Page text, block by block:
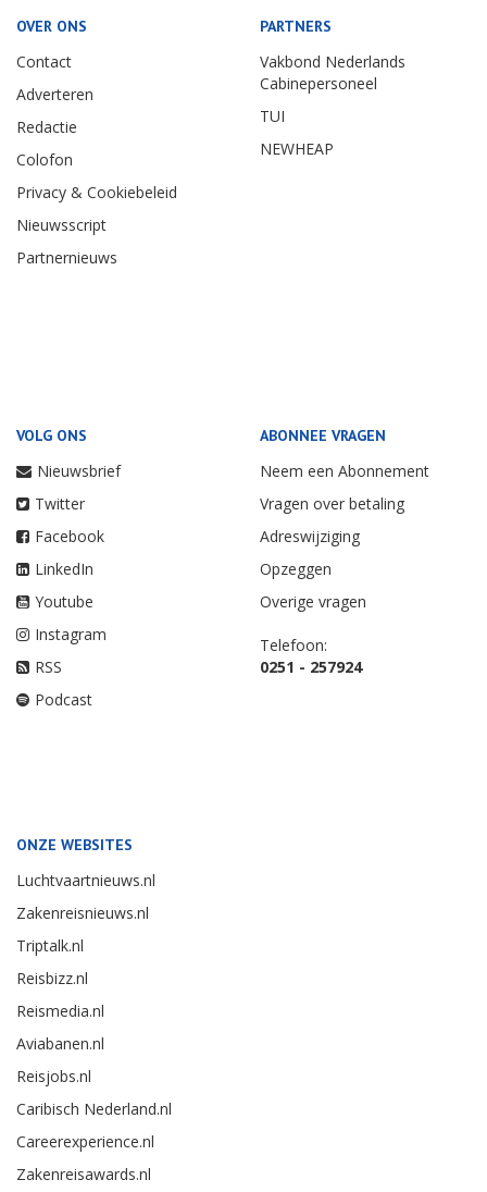
OVER ONS
Contact
Adverteren
Redactie
Colofon
Privacy & Cookiebeleid
Nieuwsscript
Partnernieuws
PARTNERS
Vakbond Nederlands
Cabinepersoneel
TUI
NEWHEAP
VOLG ONS
Nieuwsbrief
Twitter
Facebook
LinkedIn
Youtube
Instagram
RSS
Podcast
ABONNEE VRAGEN
Neem een Abonnement
Vragen over betaling
Adreswijziging
Opzeggen
Overige vragen
Telefoon:
0251 - 257924
ONZE WEBSITES
Luchtvaartnieuws.nl
Zakenreisnieuws.nl
Triptalk.nl
Reisbizz.nl
Reismedia.nl
Aviabanen.nl
Reisjobs.nl
Caribisch Nederland.nl
Careerexperience.nl
Zakenreisawards.nl